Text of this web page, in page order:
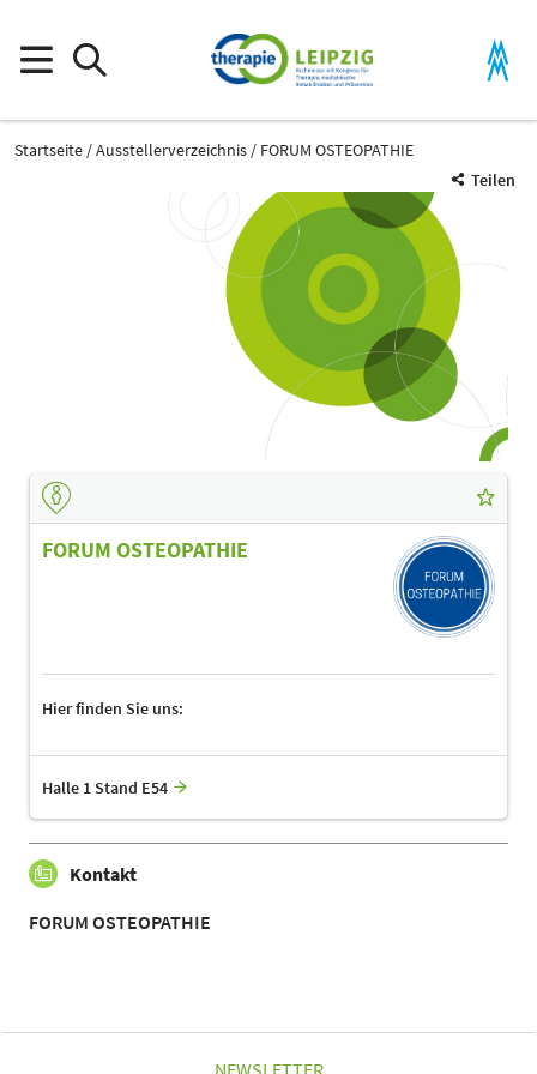
Startseite Ausstellerverzeichnis
FORUM OSTEOPATHIE
Teilen
FORUM OSTEOPATHIE
Hier finden Sie uns:
Halle 1 Stand E54
Kontakt
FORUM OSTEOPATHIE